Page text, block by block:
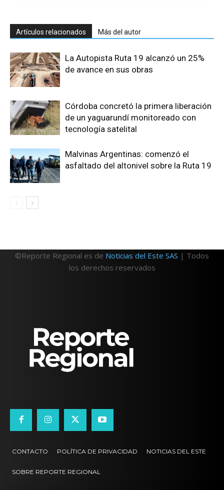
Artículos relacionados Más del autor
La Autopista Ruta 19 alcanzó un 25%
de avance en sus obras
Córdoba concretó la primera liberación
de un yaguarundí monitoreado con
tecnología satelital
Malvinas Argentinas: comenzó el
asfaltado del altonivel sobre la Ruta 19
©Reporte Regional es de Noticias del Este SAS | Todos
los derechos reservados
CONTACTO POLÍTICA DE PRIVACIDAD NOTICIAS DEL ESTE
SOBRE REPORTE REGIONAL